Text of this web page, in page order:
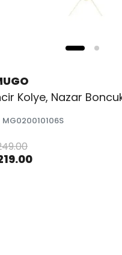
Kolye, Nazar
MG020010106S